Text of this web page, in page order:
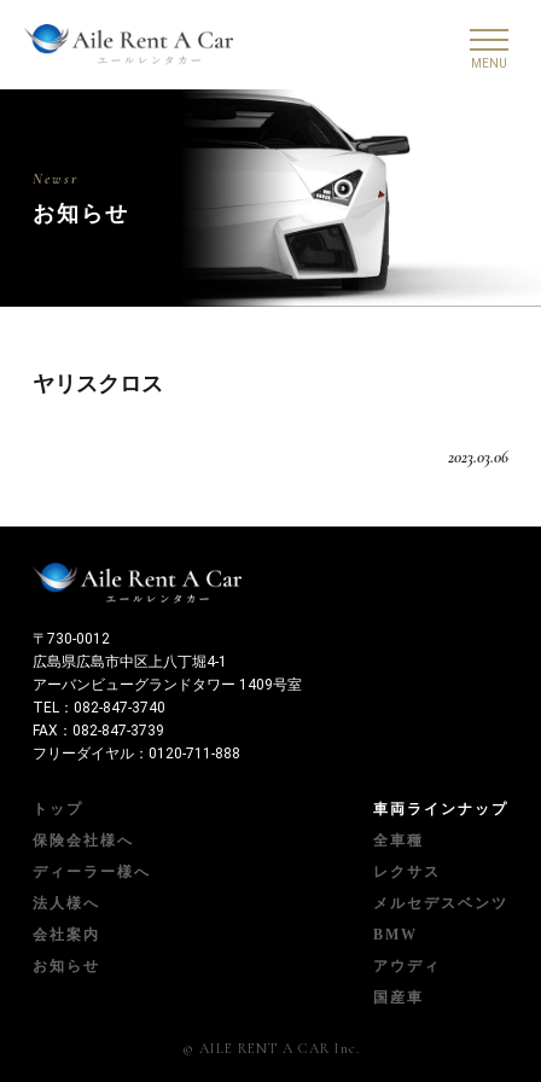
Newsr
お知らせ
ヤリスクロス
2023.03.06
〒730-0012
広島県広島市中区上八丁堀4-1
アーバンビューグランドタワー 1409号室
TEL： 082-847-3740
FAX：082-847-3739
フリーダイヤル： 0120-711-888
トップ
保険会社様へ
ディーラー様へ
法人様へ
会社案内
お知らせ
車両ラインナップ
全車種
レクサス
メルセデスベンツ
BMW
アウディ
国産車
© AILE RENT A CAR Inc.